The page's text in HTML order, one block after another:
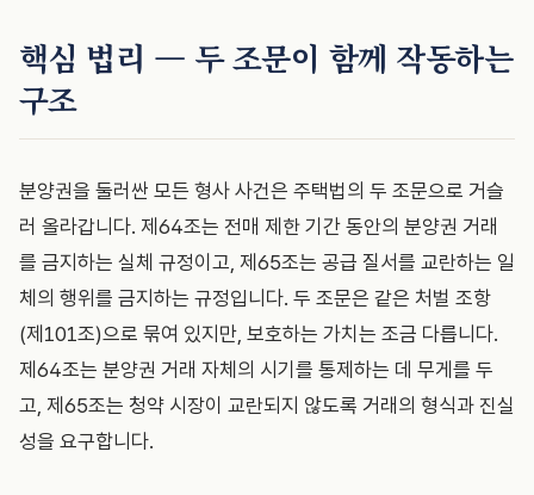
핵심 법리 — 두 조문이 함께 작동하는
구조
분양권을 둘러싼 모든 형사 사건은 주택법의 두 조문으로 거슬
러 올라갑니다. 제64조는 전매 제한 기간 동안의 분양권 거래
를 금지하는 실체 규정이고, 제65조는 공급 질서를 교란하는 일
체의 행위를 금지하는 규정입니다. 두 조문은 같은 처벌 조항
(제101조)으로 묶여 있지만, 보호하는 가치는 조금 다릅니다.
제64조는 분양권 거래 자체의 시기를 통제하는 데 무게를 두
고, 제65조는 청약 시장이 교란되지 않도록 거래의 형식과 진실
성을 요구합니다.